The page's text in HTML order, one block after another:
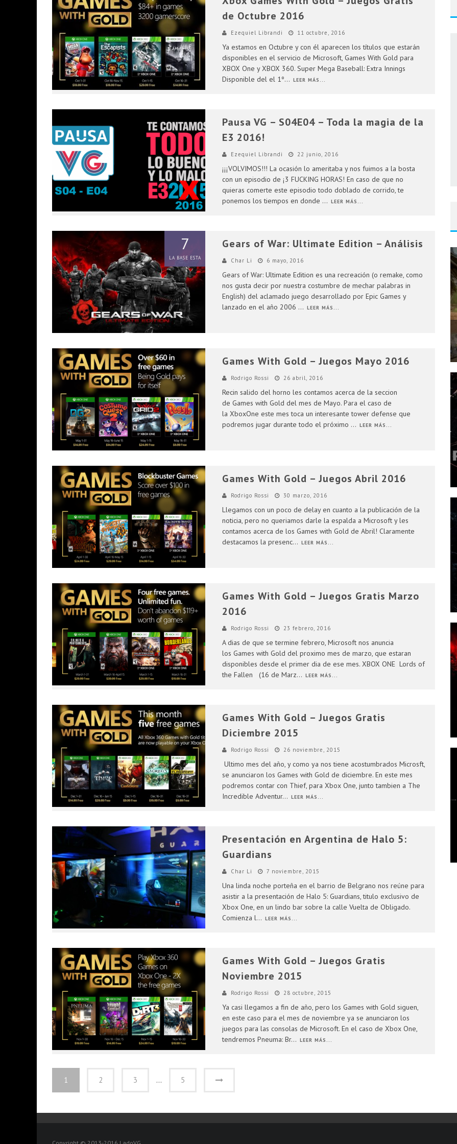
PRESENTACIÓN OFICIAL DE GEARS OF WAR 4 EN ARGENTINA
PRESENTACION WATCH DOGS 2 EN ARGENTINA
de Octubre 2016
Ezequiel Librandi 11 octubre, 2016
Ya estamos en Octubre y con él aparecen los títulos que estarán
disponibles en el servicio de Microsoft, Games With Gold para
XBOX One y XBOX 360. Super Mega Baseball: Extra Innings
Disponible del el 1º... LEER MÁS...
Pausa VG – S04E04 – Toda la magia de la
E3 2016!
Ezequiel Librandi 22 junio, 2016
¡¡¡VOLVIMOS!!! La ocasión lo ameritaba y nos fuimos a la bosta
con un episodio de ¡3 FUCKING HORAS! En caso de que no
quieras comerte este episodio todo doblado de corrido, te
ponemos los tiempos en donde ... LEER MÁS...
7
LA BASE ESTA
Gears of War: Ultimate Edition – Análisis
Char Li 6 mayo, 2016
Gears of War: Ultimate Edition es una recreación (o remake, como
nos gusta decir por nuestra costumbre de mechar palabras in
English) del aclamado juego desarrollado por Epic Games y
lanzado en el año 2006 ... LEER MÁS...
Games With Gold – Juegos Mayo 2016
Rodrigo Rossi 26 abril, 2016
Recin salido del horno les contamos acerca de la seccion
de Games with Gold del mes de Mayo. Para el caso de
la XboxOne este mes toca un interesante tower defense que
podremos jugar durante todo el próximo ... LEER MÁS...
Games With Gold – Juegos Abril 2016
Rodrigo Rossi 30 marzo, 2016
Llegamos con un poco de delay en cuanto a la publicación de la
noticia, pero no queriamos darle la espalda a Microsoft y les
contamos acerca de los Games with Gold de Abril! Claramente
destacamos la presenc... LEER MÁS...
Games With Gold – Juegos Gratis Marzo
2016
Rodrigo Rossi 23 febrero, 2016
A dias de que se termine febrero, Microsoft nos anuncia
los Games with Gold del proximo mes de marzo, que estaran
disponibles desde el primer dia de ese mes. XBOX ONE Lords of
the Fallen (16 de Marz... LEER MÁS...
Games With Gold – Juegos Gratis
Diciembre 2015
Rodrigo Rossi 26 noviembre, 2015
Ultimo mes del año, y como ya nos tiene acostumbrados Microsft,
se anunciaron los Games with Gold de diciembre. En este mes
podremos contar con Thief, para Xbox One, junto tambien a The
Incredible Adventur... LEER MÁS...
Presentación en Argentina de Halo 5:
Guardians
Char Li 7 noviembre, 2015
Una linda noche porteña en el barrio de Belgrano nos reúne para
asistir a la presentación de Halo 5: Guardians, titulo exclusivo de
Xbox One, en un lindo bar sobre la calle Vuelta de Obligado.
Comienza l... LEER MÁS...
Games With Gold – Juegos Gratis
Noviembre 2015
Rodrigo Rossi 28 octubre, 2015
Ya casi llegamos a fin de año, pero los Games with Gold siguen,
en este caso para el mes de noviembre ya se anunciaron los
juegos para las consolas de Microsoft. En el caso de Xbox One,
tendremos Pneuma: Br... LEER MÁS...
1 2 3 … 5